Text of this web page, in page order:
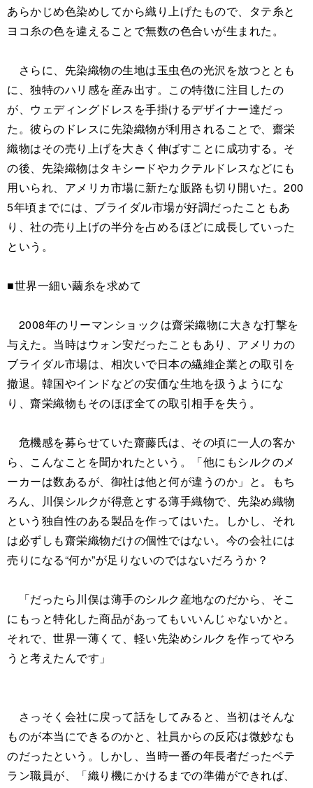
あらかじめ色染めしてから織り上げたもので、タテ糸と
ヨコ糸の色を違えることで無数の色合いが生まれた。
さらに、先染織物の生地は玉虫色の光沢を放つととも
に、独特のハリ感を産み出す。この特徴に注目したの
が、ウェディングドレスを手掛けるデザイナー達だっ
た。彼らのドレスに先染織物が利用されることで、齋栄
織物はその売り上げを大きく伸ばすことに成功する。そ
の後、先染織物はタキシードやカクテルドレスなどにも
用いられ、アメリカ市場に新たな販路も切り開いた。200
5年頃までには、ブライダル市場が好調だったこともあ
り、社の売り上げの半分を占めるほどに成長していった
という。
■世界一細い繭糸を求めて
2008年のリーマンショックは齋栄織物に大きな打撃を
与えた。当時はウォン安だったこともあり、アメリカの
ブライダル市場は、相次いで日本の繊維企業との取引を
撤退。韓国やインドなどの安価な生地を扱うようにな
り、齋栄織物もそのほぼ全ての取引相手を失う。
危機感を募らせていた齋藤氏は、その頃に一人の客か
ら、こんなことを聞かれたという。「他にもシルクのメ
ーカーは数あるが、御社は他と何が違うのか」と。もち
ろん、川俣シルクが得意とする薄手織物で、先染め織物
という独自性のある製品を作ってはいた。しかし、それ
は必ずしも齋栄織物だけの個性ではない。今の会社には
売りになる“何か”が足りないのではないだろうか？
「だったら川俣は薄手のシルク産地なのだから、そこ
にもっと特化した商品があってもいいんじゃないかと。
それで、世界一薄くて、軽い先染めシルクを作ってやろ
うと考えたんです」
さっそく会社に戻って話をしてみると、当初はそんな
ものが本当にできるのかと、社員からの反応は微妙なも
のだったという。しかし、当時一番の年長者だったベテ
ラン職員が、「織り機にかけるまでの準備ができれば、